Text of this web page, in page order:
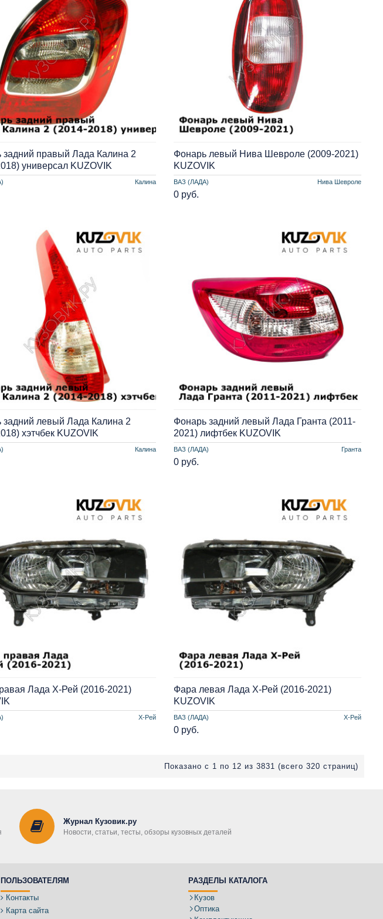
Калина
задний правый Лада Калина 2
универсал KUZOVIK
ВАЗ (ЛАДА) Нива Шевроле
Фонарь левый Нива Шевроле (2009-2021)
KUZOVIK
0 руб.
Калина
задний левый Лада Калина 2
хэтчбек KUZOVIK
ВАЗ (ЛАДА) Гранта
Фонарь задний левый Лада Гранта (2011-
2021) лифтбек KUZOVIK
0 руб.
Х-Рей
Лада Х-Рей (2016-2021)
ВАЗ (ЛАДА) Х-Рей
Фара левая Лада Х-Рей (2016-2021)
KUZOVIK
0 руб.
Показано с 1 по 12 из 3831 (всего 320 страниц)
Журнал Кузовик.ру
Новости, статьи, тесты, обзоры кузовных деталей
ПОЛЬЗОВАТЕЛЯМ
Контакты
Карта сайта
РАЗДЕЛЫ КАТАЛОГА
Кузов
Оптика